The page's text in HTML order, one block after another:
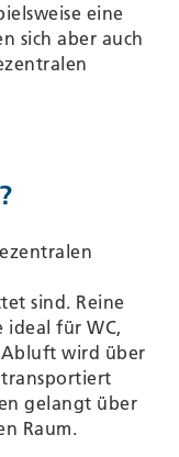
eine
sich aber auch
sind. Reine
ideal für WC,
Abluft wird über
transportiert
gelangt über
Raum.